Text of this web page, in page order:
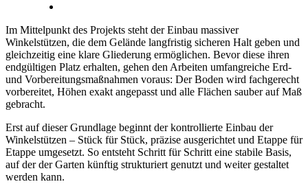
Im Mittelpunkt des Projekts steht der Einbau massiver
Winkelstützen, die dem Gelände langfristig sicheren Halt geben und
gleichzeitig eine klare Gliederung ermöglichen. Bevor diese ihren
endgültigen Platz erhalten, gehen den Arbeiten umfangreiche Erd-
und Vorbereitungsmaßnahmen voraus: Der Boden wird fachgerecht
vorbereitet, Höhen exakt angepasst und alle Flächen sauber auf Maß
gebracht.
Erst auf dieser Grundlage beginnt der kontrollierte Einbau der
Winkelstützen – Stück für Stück, präzise ausgerichtet und Etappe für
Etappe umgesetzt. So entsteht Schritt für Schritt eine stabile Basis,
auf der der Garten künftig strukturiert genutzt und weiter gestaltet
werden kann.